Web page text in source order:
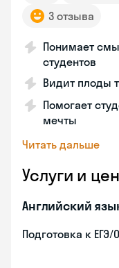
3 отзыва
Понимает
студентов
Видит плоды
Помогает
мечты
Читать дальше
Услуги и
Английский
Подготовка к ЕГЭ/